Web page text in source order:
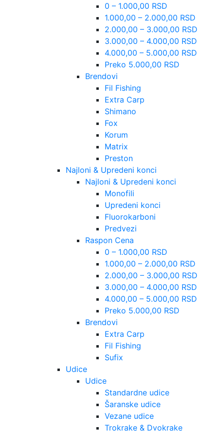
0 – 1.000,00 RSD
1.000,00 – 2.000,00 RSD
2.000,00 – 3.000,00 RSD
3.000,00 – 4.000,00 RSD
4.000,00 – 5.000,00 RSD
Preko 5.000,00 RSD
Brendovi
Fil Fishing
Extra Carp
Shimano
Fox
Korum
Matrix
Preston
Najloni & Upredeni konci
Najloni & Upredeni konci
Monofili
Upredeni konci
Fluorokarboni
Predvezi
Raspon Cena
0 – 1.000,00 RSD
1.000,00 – 2.000,00 RSD
2.000,00 – 3.000,00 RSD
3.000,00 – 4.000,00 RSD
4.000,00 – 5.000,00 RSD
Preko 5.000,00 RSD
Brendovi
Extra Carp
Fil Fishing
Sufix
Udice
Udice
Standardne udice
Šaranske udice
Vezane udice
Trokrake & Dvokrake